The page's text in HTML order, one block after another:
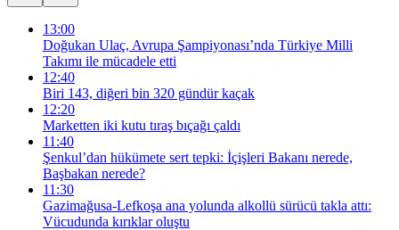
13:00
Doğukan Ulaç, Avrupa Şampiyonası’nda Türkiye Milli
Takımı ile mücadele etti
12:40
Biri 143, diğeri bin 320 gündür kaçak
12:20
Marketten iki kutu tıraş bıçağı çaldı
11:40
Şenkul’dan hükümete sert tepki: İçişleri Bakanı nerede,
Başbakan nerede?
11:30
Gazimağusa-Lefkoşa ana yolunda alkollü sürücü takla attı:
Vücudunda kırıklar oluştu